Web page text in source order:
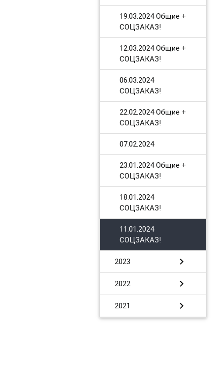
19.03.2024 Общие +
СОЦЗАКАЗ!
12.03.2024 Общие +
СОЦЗАКАЗ!
06.03.2024
СОЦЗАКАЗ!
​22.02.2024 Общие +
СОЦЗАКАЗ!
​07.02.2024
​23.01.2024 Общие +
СОЦЗАКАЗ!
​18.01.2024
СОЦЗАКАЗ!
11.01.2024
СОЦЗАКАЗ!
2023 chevron_right
2022 chevron_right
2021 chevron_right